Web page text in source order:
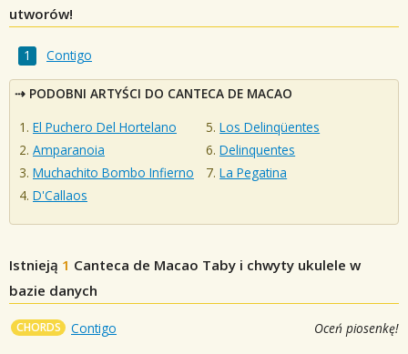
utworów!
Contigo
PODOBNI ARTYŚCI DO CANTECA DE MACAO
El Puchero Del Hortelano
Amparanoia
Muchachito Bombo Infierno
D'Callaos
Los Delinqüentes
Delinquentes
La Pegatina
Istnieją 1 Canteca de Macao Taby i chwyty ukulele w
bazie danych
CHORDS Contigo Oceń piosenkę!